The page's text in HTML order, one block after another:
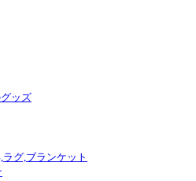
ッズ
ラグ,ブランケット